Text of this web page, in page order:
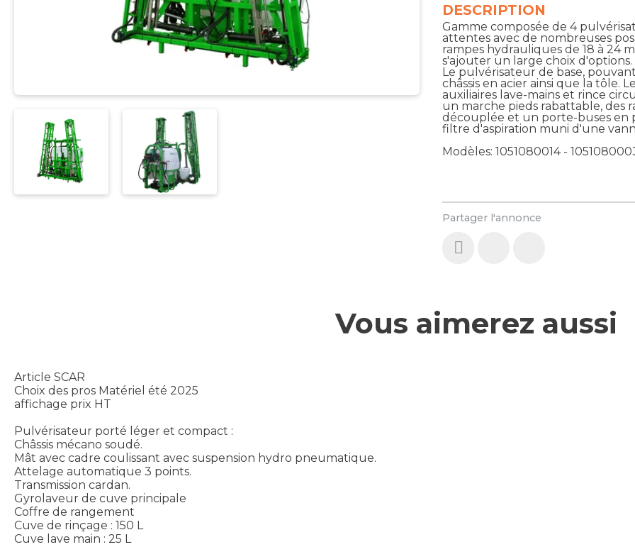
Partager l'annonce
DESCRIPTION
Gamme composée de 4
attentes avec de nombreuses
rampes hydrauliques de 18 à 24
s'ajouter un large choix d'options.
Le pulvérisateur de base,
châssis en acier ainsi que la tôle.
auxiliaires lave-mains et rince
un marche pieds rabattable, des
découplée et un porte-buses en
filtre d'aspiration muni d'une
Modèles: 1051080014 -
Vous aimerez aussi
Article SCAR
Choix des pros Matériel été 2025
affichage prix HT
Pulvérisateur porté léger et compact :
Châssis mécano soudé.
Mât avec cadre coulissant avec suspension hydro pneumatique.
Attelage automatique 3 points.
Transmission cardan.
Gyrolaveur de cuve principale
Coffre de rangement
Cuve de rinçage : 150 L
Cuve lave main : 25 L